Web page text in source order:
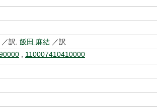
／訳, 飯田 麻結 ／訳
110007410410000